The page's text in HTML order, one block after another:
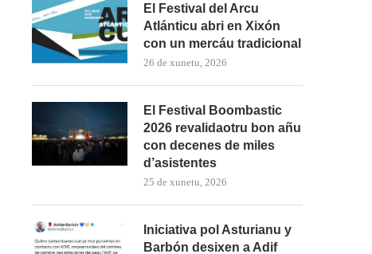
El Festival del Arcu
Atlánticu abri en Xixón
con un mercáu tradicional
26 de xunetu, 2026
El Festival Boombastic
2026 revalidaotru bon añu
con decenes de miles
d’asistentes
25 de xunetu, 2026
Iniciativa pol Asturianu y
Barbón desixen a Adif